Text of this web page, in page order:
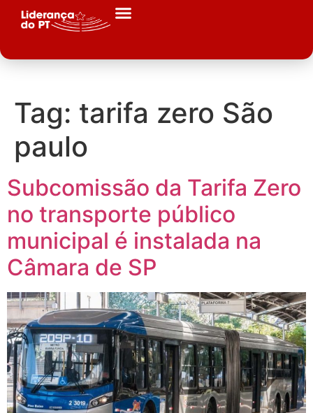
Tag: tarifa zero São
paulo
Subcomissão da Tarifa Zero
no transporte público
municipal é instalada na
Câmara de SP